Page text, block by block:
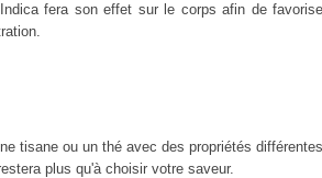
fera son effet sur le corps afin de
tisane ou un thé avec des propriétés
plus qu'à choisir votre saveur.